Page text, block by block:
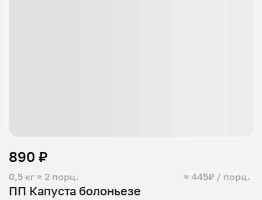
ПП Капуста болоньезе
0,5 кг ≈ 2 порц. ≈ 445₽ / порц.
890 ₽